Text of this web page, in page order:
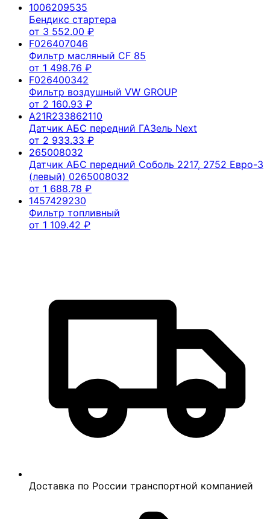
1006209535
Бендикс стартера
от 3 552.00 ₽
F026407046
Фильтр масляный CF 85
от 1 498.76 ₽
F026400342
Фильтр воздушный VW GROUP
от 2 160.93 ₽
A21R233862110
Датчик АБС передний ГАЗель Next
от 2 933.33 ₽
265008032
Датчик АБС передний Соболь 2217, 2752 Евро-3
(левый) 0265008032
от 1 688.78 ₽
1457429230
Фильтр топливный
от 1 109.42 ₽
Доставка по России транспортной компанией